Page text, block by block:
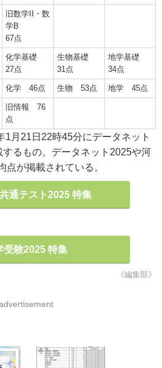
旧数学II・数
学B
67点
化学基礎
27点
生物基礎
31点
地学基礎
34点
化学 46点 生物 53点 地学 45点
旧情報 76
点
月21日22時45分にデータネット
るもの。データネット2025や河
が掲載されている。
通テスト2025 特集
受験2025 特集
《編集部》